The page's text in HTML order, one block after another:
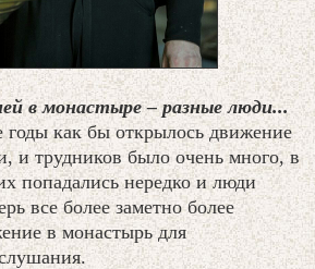
в монастыре – разные люди...
годы как бы открылось движение
и трудников было очень много, в
попадались нередко и люди
все более заметно более
в монастырь для